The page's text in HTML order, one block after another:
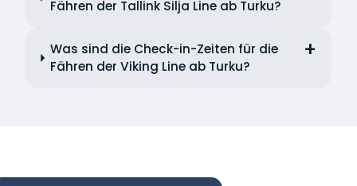
Fähren der Tallink Silja Line ab Turku?
Was sind die Check-in-Zeiten für die
Fähren der Viking Line ab Turku?